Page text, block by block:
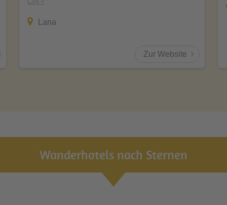
Lana
Zur Website
Wanderhotels nach Sternen